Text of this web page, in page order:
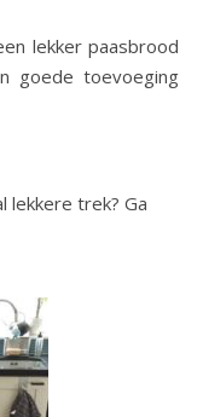
goede toevoeging
lekkere trek? Ga